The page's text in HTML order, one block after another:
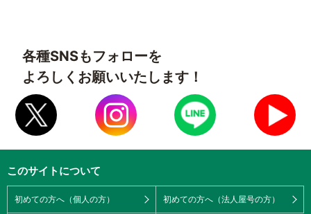
各種SNSもフォローを
よろしくお願いいたします！
このサイトについて
初めての方へ（個人の方） 初めての方へ（法人屋号の方）